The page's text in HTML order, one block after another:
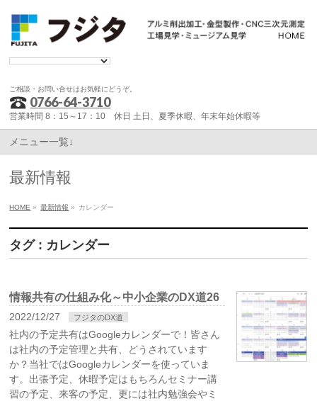
ご相談・お問い合せはお気軽にどうぞ。
0766-64-3710
営業時間 8：15～17：10 休日 土日、夏季休暇、年末年始休暇等
メニュー一覧↓
最新情報
HOME » 最新情報 » カレンダー
タグ : カレンダー
情報共有の仕組み化～中小企業のDX道26
2022/12/27 フジタのDX道
社内の予定共有はGoogleカレンダーで！皆さん
は社内の予定管理と共有、どうされています
か？当社ではGoogleカレンダーを使っていま
す。出張予定、休暇予定はもちろんセミナー講
習の予定、来客の予定、更には社内勉強会やミ